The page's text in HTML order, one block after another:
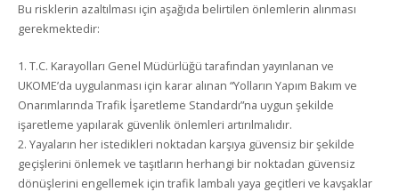
Bu risklerin azaltılması için aşağıda belirtilen önlemlerin alınması
gerekmektedir:
1. T.C. Karayolları Genel Müdürlüğü tarafından yayınlanan ve
UKOME’da uygulanması için karar alınan “Yolların Yapım Bakım ve
Onarımlarında Trafik İşaretleme Standardı”na uygun şekilde
işaretleme yapılarak güvenlik önlemleri artırılmalıdır.
2. Yayaların her istedikleri noktadan karşıya güvensiz bir şekilde
geçişlerini önlemek ve taşıtların herhangi bir noktadan güvensiz
dönüşlerini engellemek için trafik lambalı yaya geçitleri ve kavşaklar